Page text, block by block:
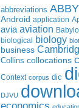
abbreviations
Android application
avia aviation
biological biology
business
Collins collocations
Context corpus dic
DJVU